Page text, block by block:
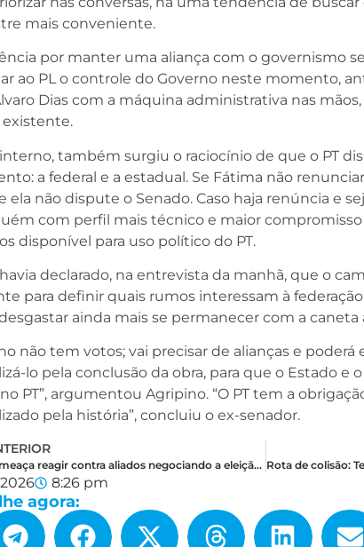
mais conveniente.
por manter uma aliança com o governismo
ao PL o controle do Governo neste momento,
Dias com a máquina administrativa nas
existente.
também surgiu o raciocínio de que o PT
a federal e a estadual. Se Fátima não
ela não dispute o Senado. Caso haja renúncia e
com perfil mais técnico e maior
disponível para uso político do PT.
declarado, na entrevista da manhã, que o
para definir quais rumos interessam à
ainda mais se permanecer com a
não tem votos; vai precisar de alianças e
lo pela conclusão da obra, para que o Estado e
PT”, argumentou Agripino. “O PT tem a
pela história”, concluiu o ex-senador.
Zenaide ameaça reagir contra aliados negociando a eleição indireta com a governadora
8:26 pm
agora: